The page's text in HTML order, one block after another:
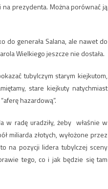
prezydenta. Można porównać ją
do generała Salana, ale nawet do
Wielkiego jeszcze nie dostała.
tubylczym starym kiejkutom,
stare kiejkuty natychmiast
hazardową”.
w radę uradziły, żeby właśnie w
miliarda złotych, wyłożone przez
na pozycji lidera tubylczej sceny
tego, co i jak będzie się tam